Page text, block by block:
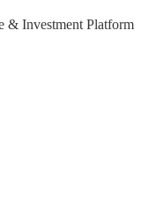
Investment Platform